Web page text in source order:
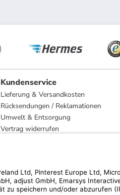
Kundenservice
Lieferung & Versandkosten
Rücksendungen / Reklamationen
Umwelt & Entsorgung
Vertrag widerrufen